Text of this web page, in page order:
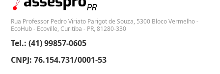
Rua Professor Pedro Viriato Parigot de Souza, 5300 Bloco Vermelho -
EcoHub - Ecoville, Curitiba - PR, 81280-330
Tel.: (41) 99857-0605
CNPJ: 76.154.731/0001-53